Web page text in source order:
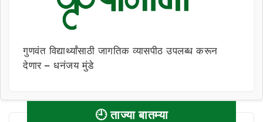
गुणवंत विद्यार्थ्यांसाठी जागतिक व्यासपीठ उपलब्ध करून
देणार – धनंजय मुंडे
🕘 ताज्या बातम्या